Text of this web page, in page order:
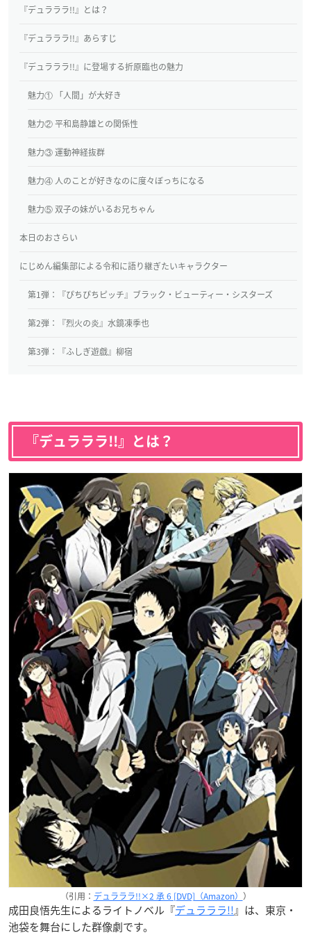
『デュラララ!!』とは？
『デュラララ!!』あらすじ
『デュラララ!!』に登場する折原臨也の魅力
魅力① 「人間」が大好き
魅力② 平和島静雄との関係性
魅力③ 運動神経抜群
魅力④ 人のことが好きなのに度々ぼっちになる
魅力⑤ 双子の妹がいるお兄ちゃん
本日のおさらい
にじめん編集部による令和に語り継ぎたいキャラクター
第1弾：『ぴちぴちピッチ』ブラック・ビューティー・シスターズ
第2弾：『烈火の炎』水鏡凍季也
第3弾：『ふしぎ遊戯』柳宿
『デュラララ!!』とは？
（引用： デュラララ!!×2 承 6 [DVD]（Amazon） ）
成田良悟先生によるライトノベル『デュラララ!!』は、東京・
池袋を舞台にした群像劇です。